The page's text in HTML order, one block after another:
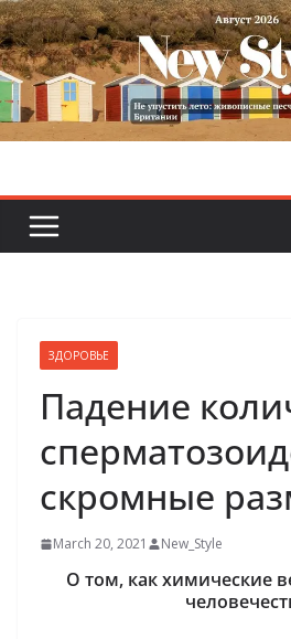
Skip
to
content
ЗДОРОВЬЕ
Падение
скромные
March 20, 2021 New_Style
О том, как химические